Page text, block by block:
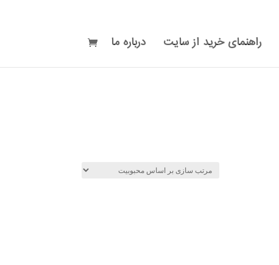
راهنمای خرید از سایت درباره ما